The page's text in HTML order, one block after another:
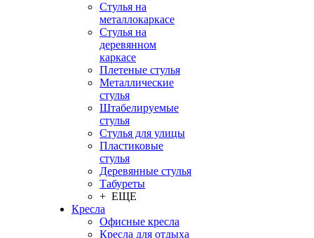
Стулья на
металлокаркасе
Стулья на
деревянном
каркасе
Плетеные стулья
Металлические
стулья
Штабелируемые
стулья
Стулья для улицы
Пластиковые
стулья
Деревянные стулья
Табуреты
+ ЕЩЕ
Кресла
Офисные кресла
Кресла для отдыха